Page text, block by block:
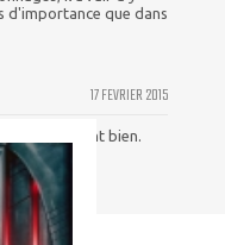
d'importance que dans
17 FEVRIER 2015
vachement bien.